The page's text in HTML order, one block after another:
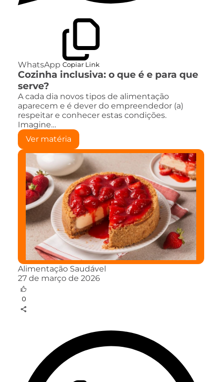
WhatsApp Copiar Link
Cozinha inclusiva: o que é e para que
serve?
A cada dia novos tipos de alimentação
aparecem e é dever do empreendedor (a)
respeitar e conhecer estas condições.
Imagine…
Ver matéria
Alimentação Saudável
27 de março de 2026
0